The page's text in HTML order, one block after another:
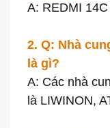
A: REDMI
2. Q: Nhà
là gì?
A: Các nhà
là LIWINON,